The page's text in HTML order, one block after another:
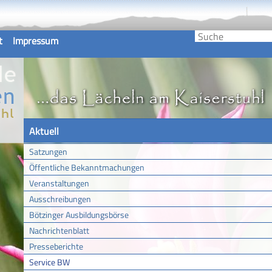
Impressum
Aktuell
Satzungen
Öffentliche Bekanntmachungen
Veranstaltungen
Ausschreibungen
Bötzinger Ausbildungsbörse
Nachrichtenblatt
Presseberichte
Service BW